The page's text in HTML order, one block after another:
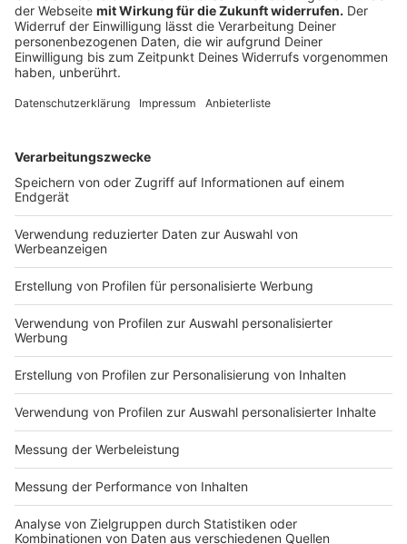
Philharmonie ohne Störgeräusche spielen soll. Dafür
beliefen sich die Kosten allein in den vergangenen
sieben Jahren auf gut 1,5 Millionen Euro, heißt es im
Schwarzbuch 2023/24.
Die "So-Da"-Brücken
Anzeige
©Oliver T. Müller / BdSt NRW
Besonders ärgerlich sind weiterhin sogenannte "So-
Da"-Brücken in NRW. Für den Fall, dass diese Brücken
doch noch genutzt werden müssen, werden sie
ständig in Schuss gehalten - obwohl sie nicht genutzt
werden. Ein Beispiel aus NRW laut Bund des
Steuerzahlers, ist eine Autobahnbrücke aus
Euskirchen, die seit nunmehr 45 Jahren auf die
zugehörige Autobahn wartet. 1976 wurde die Brücke